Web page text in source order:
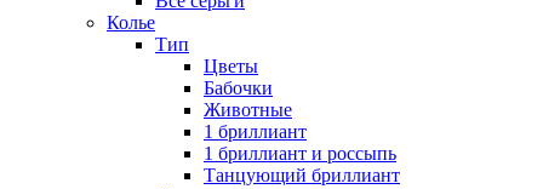
Колье
Тип
Цветы
Бабочки
Животные
1 бриллиант
1 бриллиант и россыпь
Танцующий бриллиант